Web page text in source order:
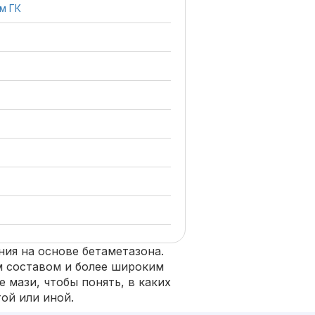
ГК
на основе бетаметазона.
и более широким
мази, чтобы понять, в каких
или иной.